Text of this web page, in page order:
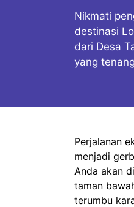
Nikmati
destinasi
dari Desa
yang
Perjalanan
menjadi
Anda akan
taman
terumbu